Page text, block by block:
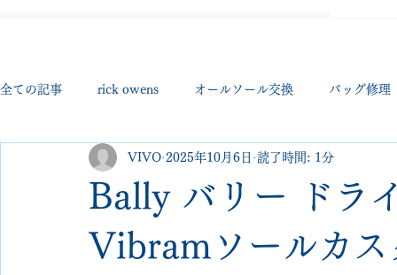
全ての記事 rick owens オールソール交換 バッグ修理
george cleverley Christian louboutin allen edmonds
new balance クリーニング•撥水コーテ
Bally バリー ドラ
Vibramソールカ
VIVO 2025年10月6日 読了時間: 1分